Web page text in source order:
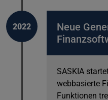
Neue
SASKIA
webbasierte
Funktionen
2022